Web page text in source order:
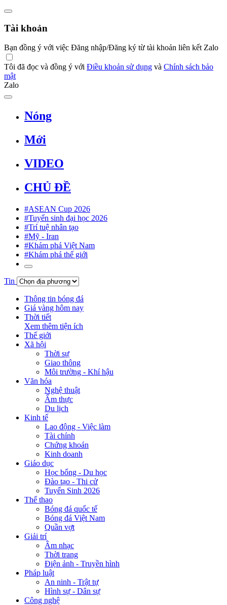
Tài khoản
Bạn đồng ý với việc Đăng nhập/Đăng ký từ tài khoản liên kết Zalo
Tôi đã đọc và đồng ý với Điều khoản sử dụng và Chính sách bảo
mật
Zalo
Nóng
Mới
VIDEO
CHỦ ĐỀ
#ASEAN Cup 2026
#Tuyển sinh đại học 2026
#Trí tuệ nhân tạo
#Mỹ - Iran
#Khám phá Việt Nam
#Khám phá thế giới
Tin
Thông tin bóng đá
Giá vàng hôm nay
Thời tiết
Xem thêm tiện ích
Thế giới
Xã hội
Thời sự
Giao thông
Môi trường - Khí hậu
Văn hóa
Nghệ thuật
Ẩm thực
Du lịch
Kinh tế
Lao động - Việc làm
Tài chính
Chứng khoán
Kinh doanh
Giáo dục
Học bổng - Du học
Đào tạo - Thi cử
Tuyển Sinh 2026
Thể thao
Bóng đá quốc tế
Bóng đá Việt Nam
Quần vợt
Giải trí
Âm nhạc
Thời trang
Điện ảnh - Truyền hình
Pháp luật
An ninh - Trật tự
Hình sự - Dân sự
Công nghệ